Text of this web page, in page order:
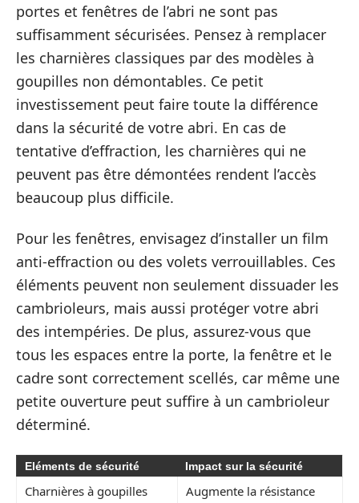
portes et fenêtres de l’abri ne sont pas
suffisamment sécurisées. Pensez à remplacer
les charnières classiques par des modèles à
goupilles non démontables. Ce petit
investissement peut faire toute la différence
dans la sécurité de votre abri. En cas de
tentative d’effraction, les charnières qui ne
peuvent pas être démontées rendent l’accès
beaucoup plus difficile.
Pour les fenêtres, envisagez d’installer un film
anti-effraction ou des volets verrouillables. Ces
éléments peuvent non seulement dissuader les
cambrioleurs, mais aussi protéger votre abri
des intempéries. De plus, assurez-vous que
tous les espaces entre la porte, la fenêtre et le
cadre sont correctement scellés, car même une
petite ouverture peut suffire à un cambrioleur
déterminé.
Eléments de sécurité Impact sur la sécurité
Charnières à goupilles
Augmente la résistance